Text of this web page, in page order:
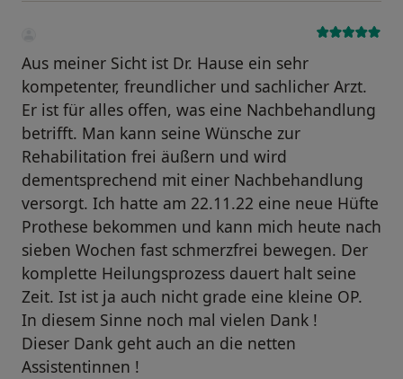
Aus meiner Sicht ist Dr. Hause ein sehr
kompetenter, freundlicher und sachlicher Arzt.
Er ist für alles offen, was eine Nachbehandlung
betrifft. Man kann seine Wünsche zur
Rehabilitation frei äußern und wird
dementsprechend mit einer Nachbehandlung
versorgt. Ich hatte am 22.11.22 eine neue Hüfte
Prothese bekommen und kann mich heute nach
sieben Wochen fast schmerzfrei bewegen. Der
komplette Heilungsprozess dauert halt seine
Zeit. Ist ist ja auch nicht grade eine kleine OP.
In diesem Sinne noch mal vielen Dank !
Dieser Dank geht auch an die netten
Assistentinnen !